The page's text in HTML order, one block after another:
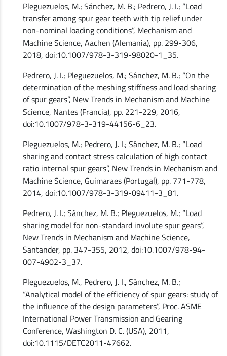
Pleguezuelos, M.; Sánchez, M. B.; Pedrero, J. I.; “Load
transfer among spur gear teeth with tip relief under
non-nominal loading conditions”, Mechanism and
Machine Science, Aachen (Alemania), pp. 299-306,
2018, doi:10.1007/978-3-319-98020-1_35.
Pedrero, J. I.; Pleguezuelos, M.; Sánchez, M. B.; “On the
determination of the meshing stiffness and load sharing
of spur gears”, New Trends in Mechanism and Machine
Science, Nantes (Francia), pp. 221-229, 2016,
doi:10.1007/978-3-319-44156-6_23.
Pleguezuelos, M.; Pedrero, J. I.; Sánchez, M. B.; “Load
sharing and contact stress calculation of high contact
ratio internal spur gears”, New Trends in Mechanism and
Machine Science, Guimaraes (Portugal), pp. 771-778,
2014, doi:10.1007/978-3-319-09411-3_81.
Pedrero, J. I.; Sánchez, M. B.; Pleguezuelos, M.; “Load
sharing model for non-standard involute spur gears”,
New Trends in Mechanism and Machine Science,
Santander, pp. 347-355, 2012, doi:10.1007/978-94-
007-4902-3_37.
Pleguezuelos, M., Pedrero, J. I., Sánchez, M. B.;
“Analytical model of the efficiency of spur gears: study of
the influence of the design parameters”, Proc. ASME
International Power Transmission and Gearing
Conference, Washington D. C. (USA), 2011,
doi:10.1115/DETC2011-47662.